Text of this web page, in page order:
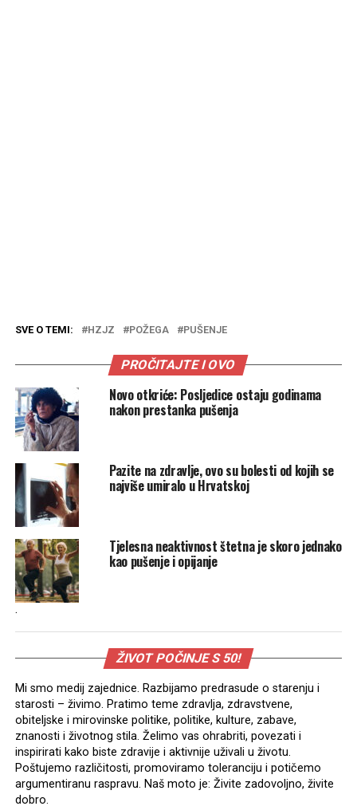
SVE O TEMI: HZJZ POŽEGA PUŠENJE
PROČITAJTE I OVO
Novo otkriće: Posljedice ostaju godinama
nakon prestanka pušenja
Pazite na zdravlje, ovo su bolesti od kojih se
najviše umiralo u Hrvatskoj
Tjelesna neaktivnost štetna je skoro jednako
kao pušenje i opijanje
.
ŽIVOT POČINJE S 50!
Mi smo medij zajednice. Razbijamo predrasude o starenju i
starosti – živimo. Pratimo teme zdravlja, zdravstvene,
obiteljske i mirovinske politike, politike, kulture, zabave,
znanosti i životnog stila. Želimo vas ohrabriti, povezati i
inspirirati kako biste zdravije i aktivnije uživali u životu.
Poštujemo različitosti, promoviramo toleranciju i potičemo
argumentiranu raspravu. Naš moto je: Živite zadovoljno, živite
dobro.